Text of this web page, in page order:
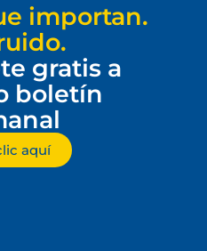
importan.
gratis a
boletín
aquí